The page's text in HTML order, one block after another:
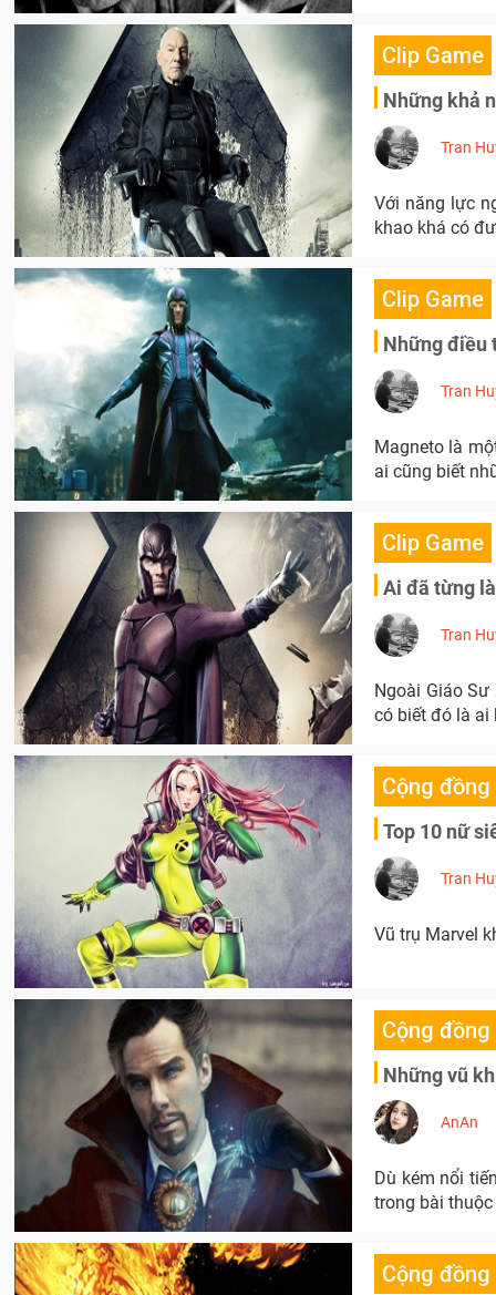
Clip Game
Những khả
Tran
Với năng lực
khao khá có
Clip Game
Những điều
Tran
Magneto là
ai cũng biết
Clip Game
Ai đã từng
Tran
Ngoài Giáo
có biết đó là ai
Cộng đồng
Top 10 nữ
Tran
Vũ trụ Marvel
Cộng đồng
Những vũ
AnAn
Dù kém nổi
trong bài
Cộng đồng